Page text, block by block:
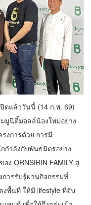
ดแล้ววันนี้ (14 ก.พ. 69)
มมูนิตี้มอลล์น้องใหม่อย่าง
งการด้วย การมี
กำลังกับพันธมิตรอย่าง
ง ORNSIRIN FAMILY สู่
การรับรู้ผ่านกิจกรรมที่
พื้นที่ ให้มี lifestyle ที่จับ